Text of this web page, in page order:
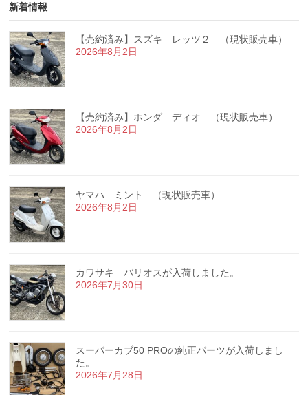
新着情報
【売約済み】スズキ レッツ２ （現状販売車）
2026年8月2日
【売約済み】ホンダ ディオ （現状販売車）
2026年8月2日
ヤマハ ミント （現状販売車）
2026年8月2日
カワサキ バリオスが入荷しました。
2026年7月30日
スーパーカブ50 PROの純正パーツが入荷しまし
た。
2026年7月28日